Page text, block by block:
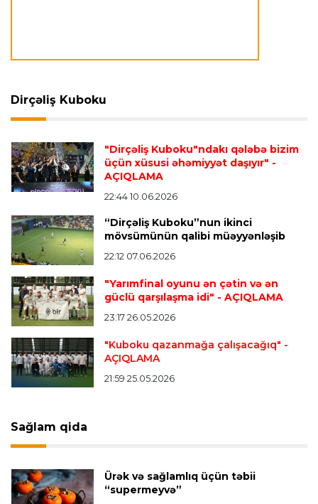
keçirdi
Offside
müzakirələr aparıldı
Transfer 16:29 06.08.2026
Offside 15:47 06.08.2026
Mingəçevirdə "Kürü keçək?!" yarışına rekord
maraq
Misli Premyer liqa 14:43 06.08.2026
"Araz-Naxçıvan" Slavik Alxasovla yollarını ayırdı
AFFA nümayəndəsinə UEFA-dan təyinat
Bütün xəbərlər >>>
Dirçəliş Kuboku
"Dirçəliş Kuboku"ndakı qələbə bizim
üçün xüsusi əhəmiyyət daşıyır" -
AÇIQLAMA
22:44 10.06.2026
“Dirçəliş Kuboku”nun ikinci
mövsümünün qalibi müəyyənləşib
22:12 07.06.2026
"Yarımfinal oyunu ən çətin və ən
güclü qarşılaşma idi" - AÇIQLAMA
23:17 26.05.2026
"Kuboku qazanmağa çalışacağıq" -
AÇIQLAMA
21:59 25.05.2026
Sağlam qida
Ürək və sağlamlıq üçün təbii
“supermeyvə”